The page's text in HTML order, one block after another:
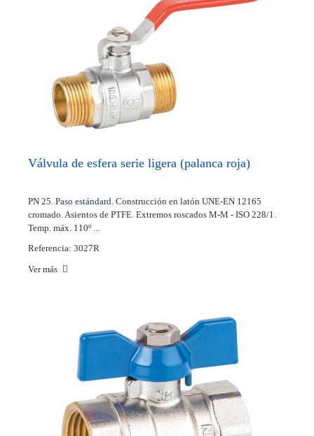
Válvula de esfera serie ligera (palanca roja)
PN 25. Paso estándard. Construcción en latón UNE-EN 12165
cromado. Asientos de PTFE. Extremos roscados M-M - ISO 228/1.
Temp. máx. 110º ...
Referencia: 3027R
Ver más